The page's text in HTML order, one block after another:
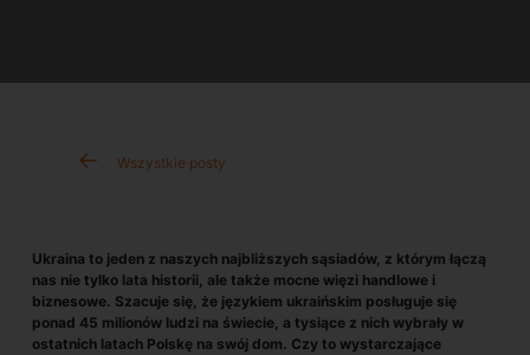
Wszystkie posty
Ukraina to jeden z naszych najbliższych sąsiadów, z którym łączą
nas nie tylko lata historii, ale także mocne więzi handlowe i
biznesowe. Szacuje się, że językiem ukraińskim posługuje się
ponad 45 milionów ludzi na świecie, a tysiące z nich wybrały w
ostatnich latach Polskę na swój dom. Czy to wystarczające